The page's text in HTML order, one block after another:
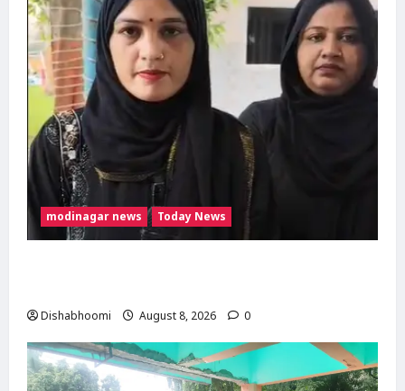
modinagar news Today News
Dishabhoomi August 8, 2026 0